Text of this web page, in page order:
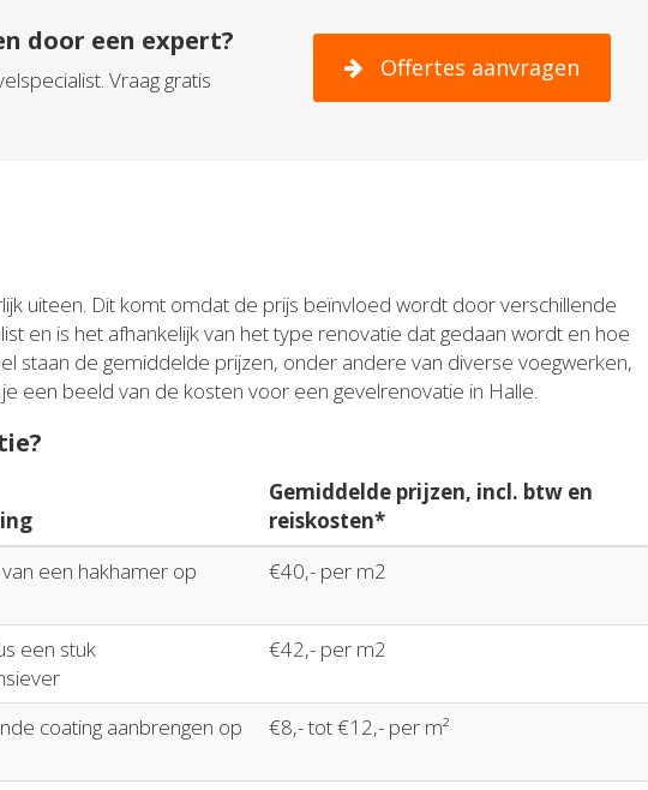
door een expert?
Vraag gratis
Offertes aanvragen
uiteen. Dit komt omdat de prijs beïnvloed wordt door verschillende
en is het afhankelijk van het type renovatie dat gedaan wordt en hoe
staan de gemiddelde prijzen, onder andere van diverse voegwerken,
een beeld van de kosten voor een gevelrenovatie in Halle.
Gemiddelde prijzen, incl. btw en
reiskosten*
een hakhamer op
€40,- per m2
een stuk
€42,- per m2
coating aanbrengen op
€8,- tot €12,- per m²